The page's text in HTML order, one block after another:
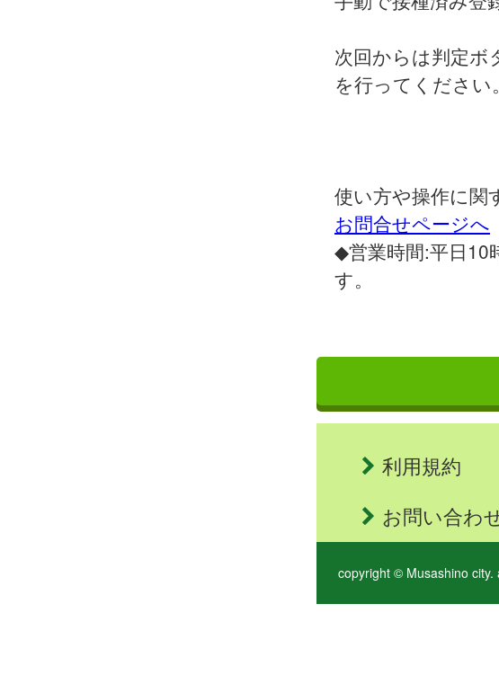
次回からは判定ボ
を行ってください。
使い方や操作に関
お問合せページへ
◆営業時間:平日10
す。
利用規約
お問い合わ
copyright © Musashino city.